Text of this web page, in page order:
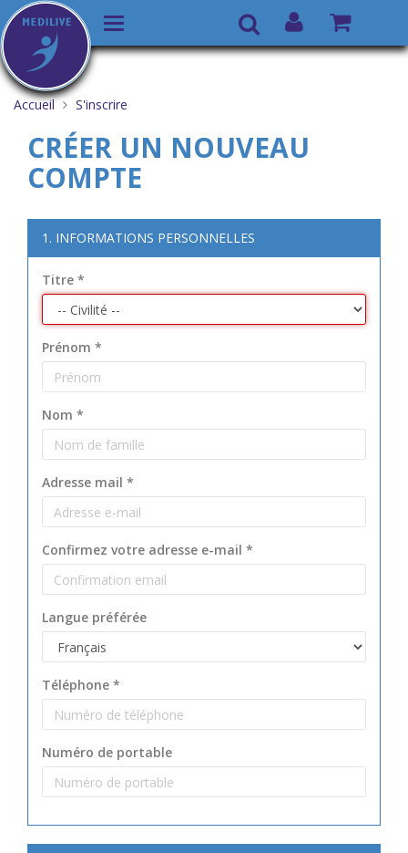
Aller
au
contenu
Recherche
Basculer
la
navigation
Vous
êtes
ici :
Accueil S'inscrire
CRÉER UN NOUVEAU
COMPTE
1. INFORMATIONS PERSONNELLES
Titre *
Prénom *
Nom *
Adresse mail *
Confirmez votre adresse e-mail *
Langue préférée
Téléphone *
Numéro de portable